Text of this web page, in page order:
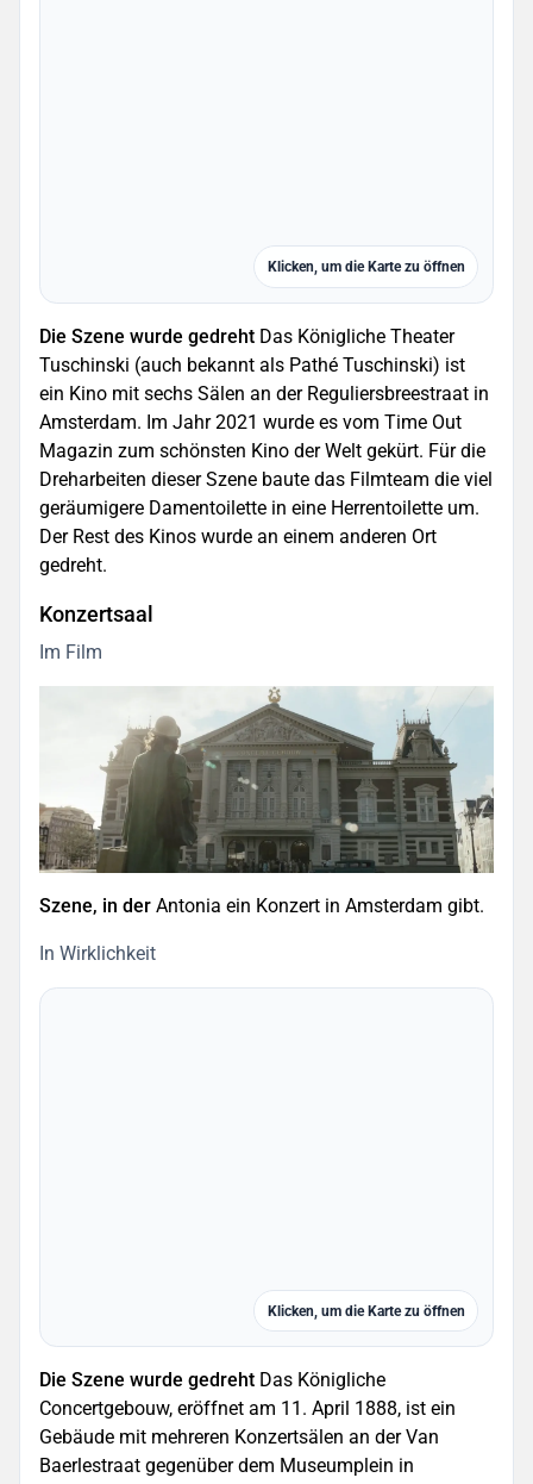
Klicken, um die Karte zu öffnen
Die Szene wurde gedreht Das Königliche Theater
Tuschinski (auch bekannt als Pathé Tuschinski) ist
ein Kino mit sechs Sälen an der Reguliersbreestraat in
Amsterdam. Im Jahr 2021 wurde es vom Time Out
Magazin zum schönsten Kino der Welt gekürt. Für die
Dreharbeiten dieser Szene baute das Filmteam die viel
geräumigere Damentoilette in eine Herrentoilette um.
Der Rest des Kinos wurde an einem anderen Ort
gedreht.
Konzertsaal
Im Film
Szene, in der Antonia ein Konzert in Amsterdam gibt.
In Wirklichkeit
Klicken, um die Karte zu öffnen
Die Szene wurde gedreht Das Königliche
Concertgebouw, eröffnet am 11. April 1888, ist ein
Gebäude mit mehreren Konzertsälen an der Van
Baerlestraat gegenüber dem Museumplein in